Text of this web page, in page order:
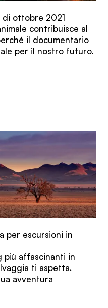
di ottobre 2021
contribuisce al
il documentario
per il nostro futuro.
per escursioni in
più affascinanti in
ti aspetta.
avventura